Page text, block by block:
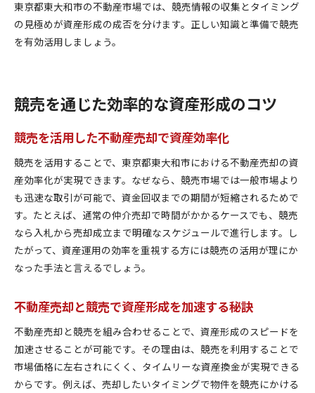
東京都東大和市の不動産市場では、競売情報の収集とタイミング
の見極めが資産形成の成否を分けます。正しい知識と準備で競売
を有効活用しましょう。
競売を通じた効率的な資産形成のコツ
競売を活用した不動産売却で資産効率化
競売を活用することで、東京都東大和市における不動産売却の資
産効率化が実現できます。なぜなら、競売市場では一般市場より
も迅速な取引が可能で、資金回収までの期間が短縮されるためで
す。たとえば、通常の仲介売却で時間がかかるケースでも、競売
なら入札から売却成立まで明確なスケジュールで進行します。し
たがって、資産運用の効率を重視する方には競売の活用が理にか
なった手法と言えるでしょう。
不動産売却と競売で資産形成を加速する秘訣
不動産売却と競売を組み合わせることで、資産形成のスピードを
加速させることが可能です。その理由は、競売を利用することで
市場価格に左右されにくく、タイムリーな資産換金が実現できる
からです。例えば、売却したいタイミングで物件を競売にかける